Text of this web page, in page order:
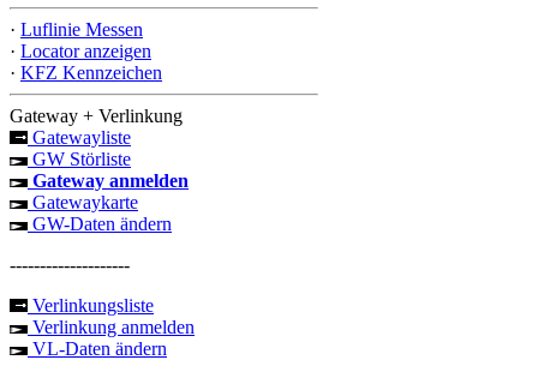
· Luflinie Messen
· Locator anzeigen
· KFZ Kennzeichen
Gateway + Verlinkung
Gatewayliste
GW Störliste
Gateway anmelden
Gatewaykarte
GW-Daten ändern
--------------------
Verlinkungsliste
Verlinkung anmelden
VL-Daten ändern